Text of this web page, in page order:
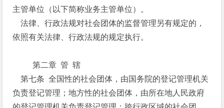
主管单位（以下简称业务主管单位）。
法律、行政法规对社会团体的监督管理另有规定的，
依照有关法律、行政法规的规定执行。
第二章 管 辖
第七条 全国性的社会团体，由国务院的登记管理机关
负责登记管理；地方性的社会团体，由所在地人民政府